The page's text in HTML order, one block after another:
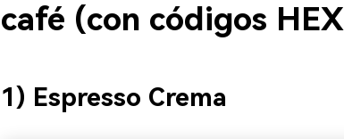
café (con códigos
1) Espresso Crema